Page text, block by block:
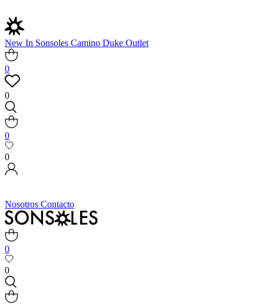
New In Sonsoles Camino Duke Outlet
0
0
0
0
Nosotros Contacto
0
0